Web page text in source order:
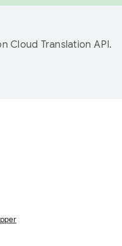
Cloud Translation API.